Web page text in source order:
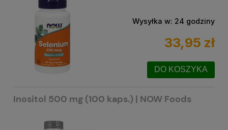
Wysyłka w: 24 godziny
33,95 zł
DO KOSZYKA
Inositol 500 mg (100 kaps.) | NOW Foods